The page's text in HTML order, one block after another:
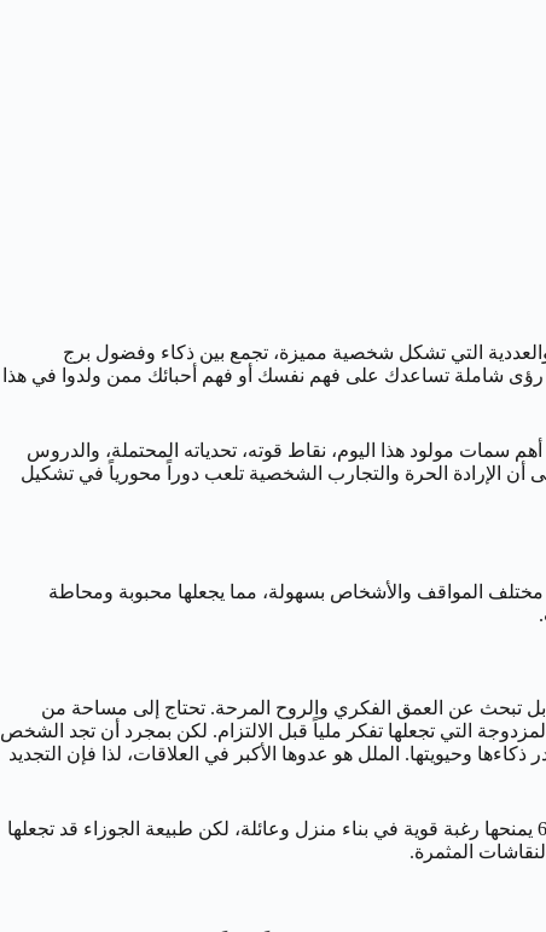
التي تشكل شخصية مميزة، تجمع بين ذكاء وفضول برج
جوانبها المختلفة، ونقدم رؤى شاملة تساعدك على فهم نفسك أو فهم أحبائك ممن ولدوا في هذا
سمات مولود هذا اليوم، نقاط قوته، تحدياته المحتملة، والدروس
أن الإرادة الحرة والتجارب الشخصية تلعب دوراً محورياً في تشكيل
المواقف والأشخاص بسهولة، مما يجعلها محبوبة ومحاطة
بل تبحث عن العمق الفكري والروح المرحة. تحتاج إلى مساحة من
قد تبدو مترددة في البداية، نتيجة لطبيعة الجوزاء المزدوجة التي تجعلها تفكر ملياً قبل الالتزام. لكن بمجرد أن تجد الشخص
وحيويتها. الملل هو عدوها الأكبر في العلاقات، لذا فإن التجديد
تتميز بقدرتها على فهم احتياجات الشريك وتقديم الرعاية له، ولكنها يجب أن تحذر من الإفراط في ذلك لدرجة إهمال احتياجاتها الخاصة. الرقم 6 يمنحها رغبة قوية في بناء منزل وعائلة، لكن طبيعة الجوزاء قد تجعلها
المثمرة.